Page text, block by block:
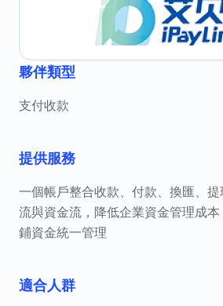
夥伴類型
支付收款
提供服務
一個帳戶整合收款、付款、換匯、
流與資金流，降低企業資金管理成
鋪資金統一管理
適合人群